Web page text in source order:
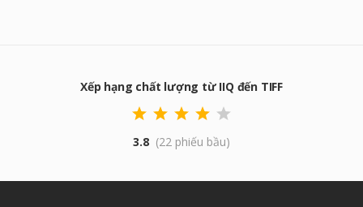
Xếp hạng chất lượng từ IIQ đến TIFF
3.8 (22 phiếu bầu)